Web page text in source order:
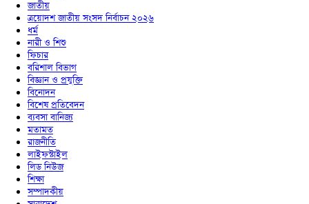
জাতীয়
ত্রয়োদশ জাতীয় সংসদ নির্বাচন ২০২৬
ধর্ম
নারী ও শিশু
ফিচার
বরিশাল বিভাগ
বিজ্ঞান ও প্রযুক্তি
বিনোদন
বিশেষ প্রতিবেদন
ব্যবসা বানিজ্য
মতামত
রাজনীতি
লাইফস্টাইল
লিড নিউজ
শিক্ষা
সম্পাদকীয়